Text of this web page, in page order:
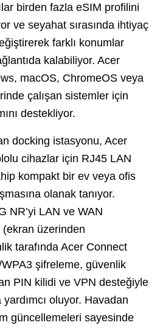
birden fazla eSIM profilini
ve seyahat sırasında ihtiyaç
farklı konumlar
kalabiliyor. Acer
macOS, ChromeOS veya
çalışan sistemler için
destekliyor.
docking istasyonu, Acer
cihazlar için RJ45 LAN
kompakt bir ev veya ofis
olanak tanıyor.
NR’yi LAN ve WAN
üzerinden
tarafında Acer Connect
şifreleme, güvenlik
PIN kilidi ve VPN desteğiyle
oluyor. Havadan
güncellemeleri sayesinde